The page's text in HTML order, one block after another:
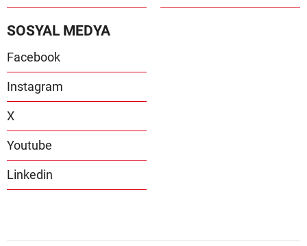
SOSYAL MEDYA
Facebook
Instagram
X
Youtube
Linkedin